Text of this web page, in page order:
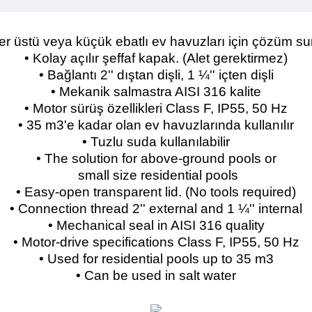
üstü veya küçük ebatlı ev havuzları için çözüm
• Kolay açılır şeffaf kapak. (Alet gerektirmez)
• Bağlantı 2'' dıştan dişli, 1 ¼'' içten dişli
• Mekanik salmastra AISI 316 kalite
• Motor sürüş özellikleri Class F, IP55, 50 Hz
• 35 m3'e kadar olan ev havuzlarında kullanılır
• Tuzlu suda kullanılabilir
• The solution for above-ground pools or
small size residential pools
• Easy-open transparent lid. (No tools required)
• Connection thread 2'' external and 1 ¼'' internal
• Mechanical seal in AISI 316 quality
• Motor-drive specifications Class F, IP55, 50 Hz
• Used for residential pools up to 35 m3
• Can be used in salt water